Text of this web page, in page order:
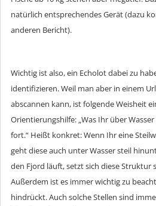
natürlich entsprechendes Gerät (dazu
anderen Bericht).
Wichtig ist also, ein Echolot dabei zu
identifizieren. Weil man aber in einem
abscannen kann, ist folgende Weisheit
Orientierungshilfe: „Was Ihr über
fort.“ Heißt konkret: Wenn Ihr eine
geht diese auch unter Wasser steil
den Fjord läuft, setzt sich diese Struktur
Außerdem ist es immer wichtig zu
hindrückt. Auch solche Stellen sind